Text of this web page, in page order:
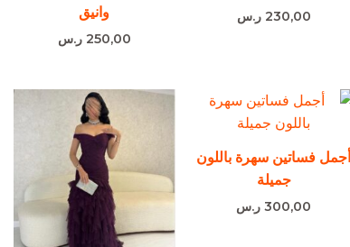
230,00 ر.س
وانيق
250,00 ر.س
أجمل فساتين سهرة باللون
جميلة
300,00 ر.س